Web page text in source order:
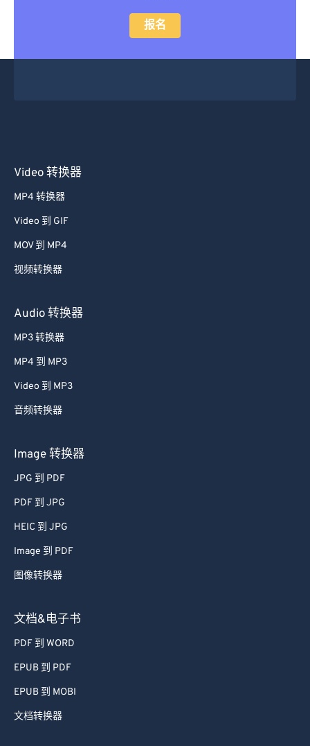
报名
Video 转换器
MP4 转换器
Video 到 GIF
MOV 到 MP4
视频转换器
Audio 转换器
MP3 转换器
MP4 到 MP3
Video 到 MP3
音频转换器
Image 转换器
JPG 到 PDF
PDF 到 JPG
HEIC 到 JPG
Image 到 PDF
图像转换器
文档&电子书
PDF 到 WORD
EPUB 到 PDF
EPUB 到 MOBI
文档转换器